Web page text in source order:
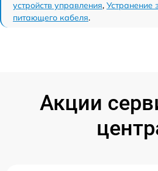
устройств управления, Устранение
питающего кабеля.
Акции